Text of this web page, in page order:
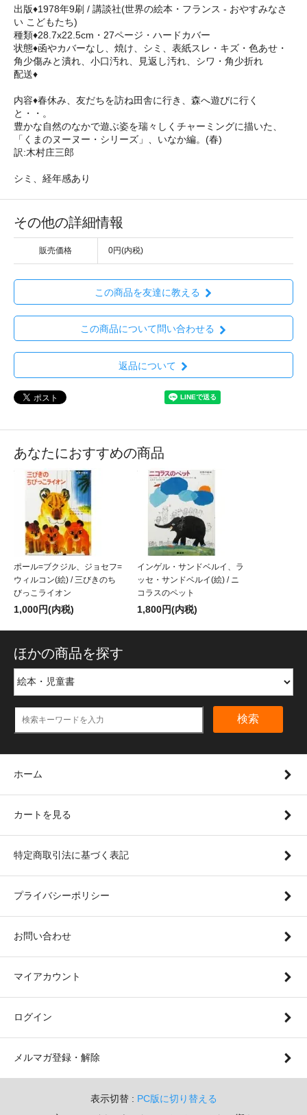
出版♦1978年9刷 / 講談社(世界の絵本・フランス - おやすみなさ
い こどもたち)
種類♦28.7x22.5cm・27ページ・ハードカバー
状態♦函やカバーなし、焼け、シミ、表紙スレ・キズ・色あせ・
角少傷みと潰れ、小口汚れ、見返し汚れ、シワ・角少折れ
配送♦
内容♦春休み、友だちを訪ね田舎に行き、森へ遊びに行く
と・・。
豊かな自然のなかで遊ぶ姿を瑞々しくチャーミングに描いた、
「くまのヌーヌー・シリーズ」、いなか編。(春)
訳:木村庄三郎
シミ、経年感あり
その他の詳細情報
販売価格 0円(内税)
この商品を友達に教える
この商品について問い合わせる
返品について
あなたにおすすめの商品
ポール=ブクジル、ジョセフ=
ウィルコン(絵) / 三びきのち
びっこライオン
1,000円(内税)
インゲル・サンドベルイ、ラ
ッセ・サンドベルイ(絵) / ニ
コラスのペット
1,800円(内税)
ほかの商品を探す
検索
ホーム
カートを見る
特定商取引法に基づく表記
プライバシーポリシー
お問い合わせ
マイアカウント
ログイン
メルマガ登録・解除
表示切替 : PC版に切り替える